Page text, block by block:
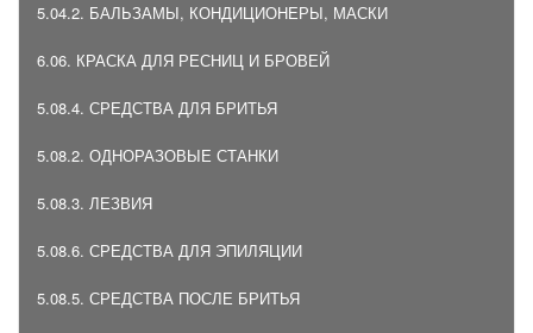
5.04.2. БАЛЬЗАМЫ, КОНДИЦИОНЕРЫ, МАСКИ
6.06. КРАСКА ДЛЯ РЕСНИЦ И БРОВЕЙ
5.08.4. СРЕДСТВА ДЛЯ БРИТЬЯ
5.08.2. ОДНОРАЗОВЫЕ СТАНКИ
5.08.3. ЛЕЗВИЯ
5.08.6. СРЕДСТВА ДЛЯ ЭПИЛЯЦИИ
5.08.5. СРЕДСТВА ПОСЛЕ БРИТЬЯ